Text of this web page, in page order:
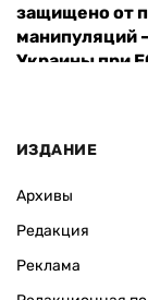
защищено от
манипуляций
Украины при
ИЗДАНИЕ
Архивы
Редакция
Реклама